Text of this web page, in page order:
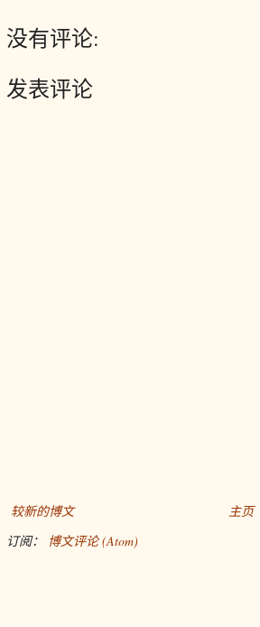
没有评论:
发表评论
较新的博文
主页
订阅：
博文评论 (Atom)